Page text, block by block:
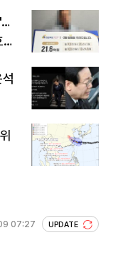
07:27 UPDATE